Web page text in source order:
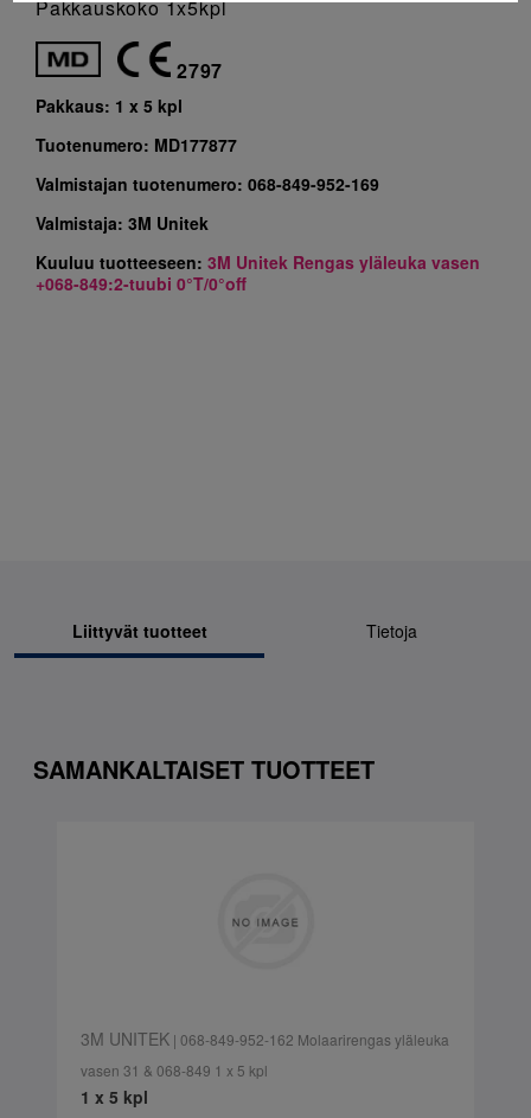
Pakkauskoko 1x5kpl
2797
Pakkaus: 1 x 5 kpl
Tuotenumero: MD177877
Valmistajan tuotenumero: 068-849-952-169
Valmistaja: 3M Unitek
Kuuluu tuotteeseen: 3M Unitek Rengas yläleuka vasen
+068-849:2-tuubi 0°T/0°off
Liittyvät tuotteet Tietoja
SAMANKALTAISET TUOTTEET
3M UNITEK| 068-849-952-162 Molaarirengas yläleuka
vasen 31 & 068-849 1 x 5 kpl
1 x 5 kpl